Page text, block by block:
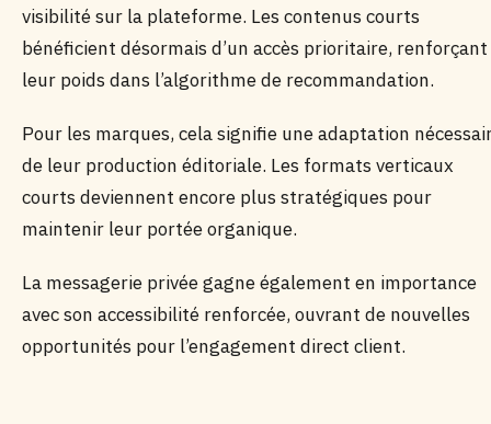
visibilité sur la plateforme. Les contenus courts
bénéficient désormais d’un accès prioritaire, renforçant
leur poids dans l’algorithme de recommandation.
Pour les marques, cela signifie une adaptation
de leur production éditoriale. Les formats verticaux
courts deviennent encore plus stratégiques pour
maintenir leur portée organique.
La messagerie privée gagne également en importance
avec son accessibilité renforcée, ouvrant de nouvelles
opportunités pour l’engagement direct client.